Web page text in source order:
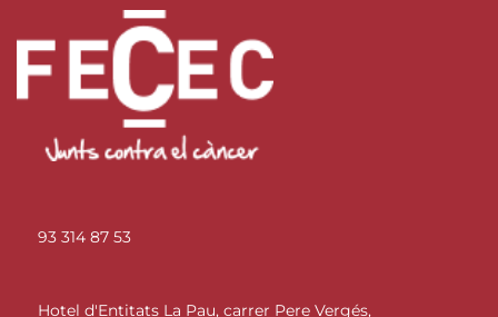
93 314 87 53
Hotel d'Entitats La Pau, carrer Pere Vergés,